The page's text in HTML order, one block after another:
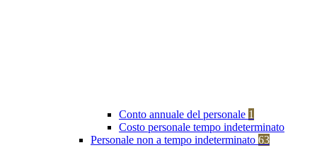
Conto annuale del personale 1
Costo personale tempo indeterminato
Personale non a tempo indeterminato 63